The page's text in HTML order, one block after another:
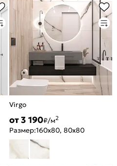
Virgo
от 3 190₽/м2
Размер:160x80, 80x80